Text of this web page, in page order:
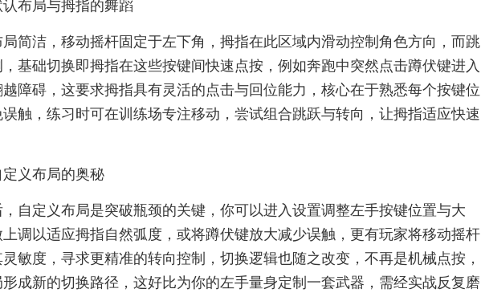
布局与拇指的舞蹈
简洁，移动摇杆固定于左下角，拇指在此区域内滑动控制角色方向，而跳
基础切换即拇指在这些按键间快速点按，例如奔跑中突然点击蹲伏键进入
障碍，这要求拇指具有灵活的点击与回位能力，核心在于熟悉每个按键位
触，练习时可在训练场专注移动，尝试组合跳跃与转向，让拇指适应快速
义布局的奥秘
自定义布局是突破瓶颈的关键，你可以进入设置调整左手按键位置与大
调以适应拇指自然弧度，或将蹲伏键放大减少误触，更有玩家将移动摇杆
敏度，寻求更精准的转向控制，切换逻辑也随之改变，不再是机械点按，
成新的切换路径，这好比为你的左手量身定制一套武器，需经实战反复磨